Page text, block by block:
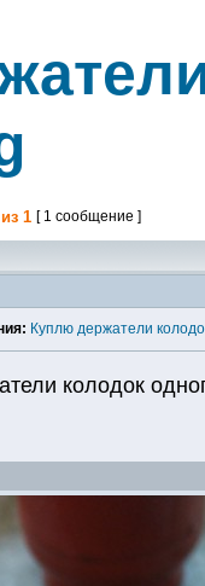
из 1 [ 1 сообщение ]
Куплю держатели
колодок